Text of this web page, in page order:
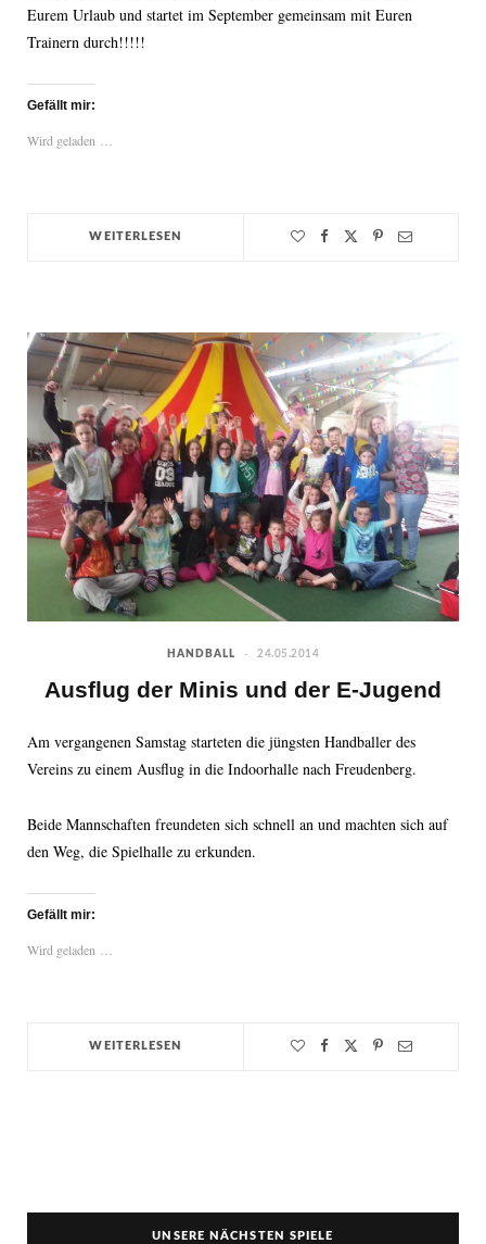
Eurem Urlaub und startet im September gemeinsam mit Euren
Trainern durch!!!!!
Gefällt mir:
Wird geladen …
WEITERLESEN
HANDBALL 24.05.2014
Ausflug der Minis und der E-Jugend
Am vergangenen Samstag starteten die jüngsten Handballer des
Vereins zu einem Ausflug in die Indoorhalle nach Freudenberg.
Beide Mannschaften freundeten sich schnell an und machten sich auf
den Weg, die Spielhalle zu erkunden.
Gefällt mir:
Wird geladen …
WEITERLESEN
UNSERE NÄCHSTEN SPIELE